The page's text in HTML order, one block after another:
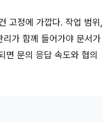
고정에 가깝다. 작업 범위,
가 함께 들어가야 문서가
면 문의 응답 속도와 협의